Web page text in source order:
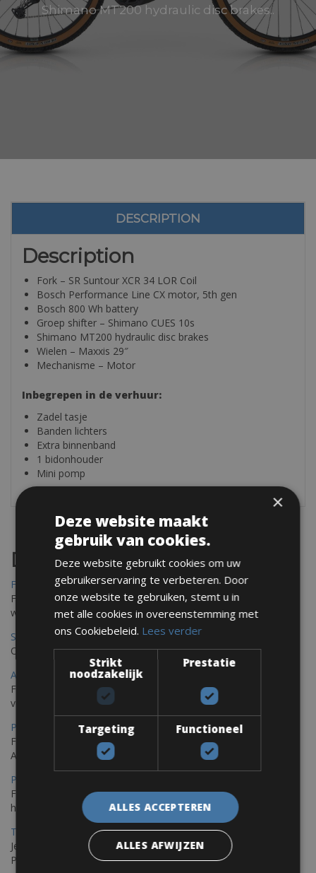
Shimano MT200 hydraulic disc brakes..
DESCRIPTION
Description
Fork – SR Suntour XCR 34 LOR Coil
Bosch Performance Line CX motor, 5th gen
Bosch 800 Wh battery
Groep shifter – Shimano CUES 10s
Shimano MT200 hydraulic disc brakes
Wielen – Maxxis 29″
Mechanisme – Motor
Inbegrepen in de verhuur:
Zadel tasje
Banden lichters
Extra binnenband
1 bidonhouder
Mini pomp
Destinations
Frejus Fietsverhuur
Fréjus en Saint-Raphaël liggen aan de Middellandse Zee en
worden omringd door het Massif de l'Esterel
Saint Raphael Fietsverhuur
Ontdek Saint Raphael, gelegen in het prachtige Var op uw fiets
Ajaccio Fietsverhuur
Fietsen in Ajaccio, gelegen op het eiland Corsica, biedt een
verscheidenheid aan routes
Porec Fietsverhuur
Fiets over sfeervolle routes die zich uitstrekken langs de
Adriatische kust en het weelderige Istrische platteland.
Pula Fietsverhuur
Fietsen langs de Istrische kust is de ideale fietstocht voor wie
houdt van de Mediterrane zon.
Trieste-Pula Fietsverhuur
Je kunt een fiets huren met levering in Triëst en de fiets later in
Pula of elders in Istrië achterlaten.
×
Deze website maakt
gebruik van cookies.
Deze website gebruikt cookies om uw
gebruikerservaring te verbeteren. Door
onze website te gebruiken, stemt u in
met alle cookies in overeenstemming met
ons Cookiebeleid. Lees verder
Strikt
noodzakelijk
Prestatie
Targeting Functioneel
ALLES ACCEPTEREN
ALLES AFWIJZEN